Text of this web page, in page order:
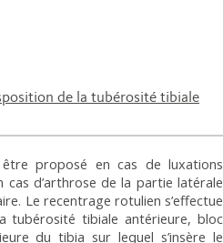
de la tubérosité tibiale
proposé en cas de luxations
d’arthrose de la partie latérale
Le recentrage rotulien s’effectue
tubérosité tibiale antérieure, bloc
du tibia sur lequel s’insère le